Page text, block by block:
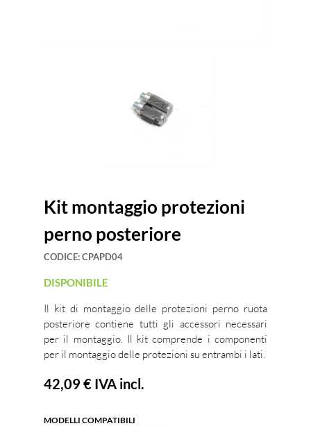
Kit montaggio protezioni
perno posteriore
CODICE:CPAPD04
DISPONIBILE
Il kit di montaggio delle protezioni perno ruota
posteriore contiene tutti gli accessori necessari
per il montaggio. Il kit comprende i componenti
per il montaggio delle protezioni su entrambi i lati.
42,09 € IVA incl.
MODELLI COMPATIBILI